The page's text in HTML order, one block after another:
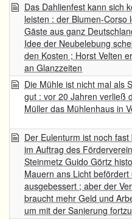
Das Dahlienfest kann sich
leisten : der Blumen-Corso
Gäste aus ganz
Idee der Neubelebung
den Kosten ; Horst Velten
an Glanzzeiten
Die Mühle ist nicht mal als
gut : vor 20 Jahren verließ
Müller das Mühlenhaus in
Der Eulenturm ist noch fast
im Auftrag des
Steinmetz Guido Görtz
Mauern ans Licht befördert
ausgebessert ; aber der
braucht mehr Geld und
um mit der Sanierung